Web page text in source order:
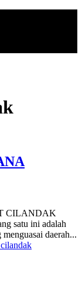
CILANDAK
satu ini adalah
daerah...